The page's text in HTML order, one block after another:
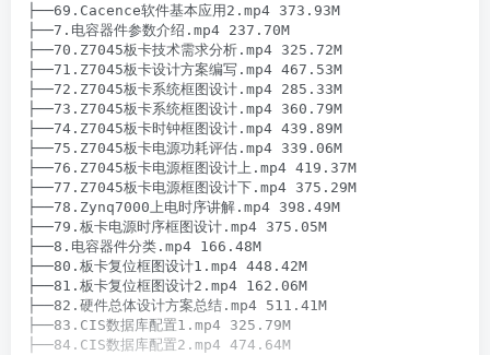
├──69.Cacence软件基本应用2.mp4 373.93M
├──7.电容器件参数介绍.mp4 237.70M
├──70.Z7045板卡技术需求分析.mp4 325.72M
├──71.Z7045板卡设计方案编写.mp4 467.53M
├──72.Z7045板卡系统框图设计.mp4 285.33M
├──73.Z7045板卡系统框图设计.mp4 360.79M
├──74.Z7045板卡时钟框图设计.mp4 439.89M
├──75.Z7045板卡电源功耗评估.mp4 339.06M
├──76.Z7045板卡电源框图设计上.mp4 419.37M
├──77.Z7045板卡电源框图设计下.mp4 375.29M
├──78.Zynq7000上电时序讲解.mp4 398.49M
├──79.板卡电源时序框图设计.mp4 375.05M
├──8.电容器件分类.mp4 166.48M
├──80.板卡复位框图设计1.mp4 448.42M
├──81.板卡复位框图设计2.mp4 162.06M
├──82.硬件总体设计方案总结.mp4 511.41M
├──83.CIS数据库配置1.mp4 325.79M
├──84.CIS数据库配置2.mp4 474.64M